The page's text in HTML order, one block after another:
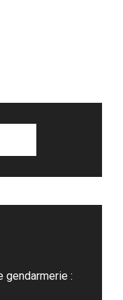
gendarmerie :